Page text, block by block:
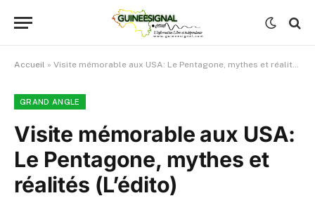
Accueil » Visite mémorable aux USA: Le Pentagone, mythes et réalités (L’édito)
GRAND ANGLE
Visite mémorable aux USA:
Le Pentagone, mythes et
réalités (L’édito)